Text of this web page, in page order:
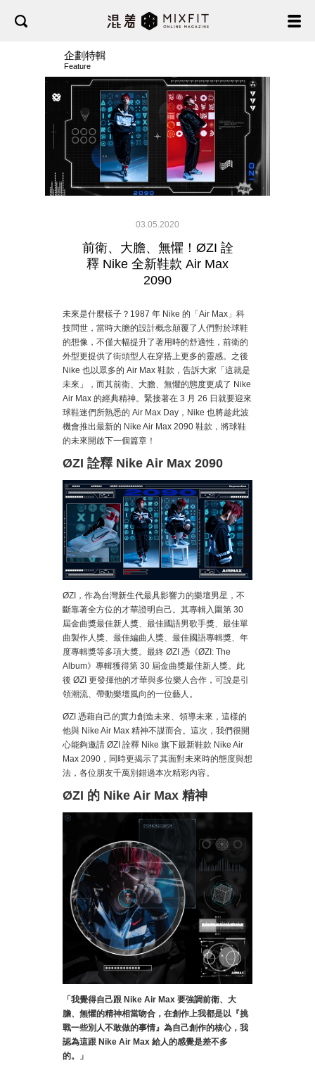
企劃特輯
Feature
03.05.2020
前衛、大膽、無懼！ØZI 詮
釋 Nike 全新鞋款 Air Max
2090
未來是什麼樣子？1987 年 Nike 的「Air Max」科
技問世，當時大膽的設計概念顛覆了人們對於球鞋
的想像，不僅大幅提升了著用時的舒適性，前衛的
外型更提供了街頭型人在穿搭上更多的靈感。之後
Nike 也以眾多的 Air Max 鞋款，告訴大家「這就是
未來」，而其前衛、大膽、無懼的態度更成了 Nike
Air Max 的經典精神。緊接著在 3 月 26 日就要迎來
球鞋迷們所熟悉的 Air Max Day，Nike 也將趁此波
機會推出最新的 Nike Air Max 2090 鞋款，將球鞋
的未來開啟下一個篇章！
ØZI 詮釋 Nike Air Max 2090
ØZI，作為台灣新生代最具影響力的樂壇男星，不
斷靠著全方位的才華證明自己。其專輯入圍第 30
屆金曲獎最佳新人獎、最佳國語男歌手獎、最佳單
曲製作人獎、最佳編曲人獎、最佳國語專輯獎、年
度專輯獎等多項大獎。最終 ØZI 憑《ØZI: The
Album》專輯獲得第 30 屆金曲獎最佳新人獎。此
後 ØZI 更發揮他的才華與多位樂人合作，可說是引
領潮流、帶動樂壇風向的一位藝人。
ØZI 憑藉自己的實力創造未來、領導未來，這樣的
他與 Nike Air Max 精神不謀而合。這次，我們很開
心能夠邀請 ØZI 詮釋 Nike 旗下最新鞋款 Nike Air
Max 2090，同時更揭示了其面對未來時的態度與想
法，各位朋友千萬別錯過本次精彩內容。
ØZI 的 Nike Air Max 精神
「我覺得自己跟 Nike Air Max 要強調前衛、大
膽、無懼的精神相當吻合，在創作上我都是以『挑
戰一些別人不敢做的事情』為自己創作的核心，我
認為這跟 Nike Air Max 給人的感覺是差不多
的。」